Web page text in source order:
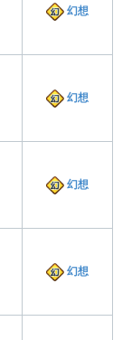
幻想
幻想
幻想
幻想